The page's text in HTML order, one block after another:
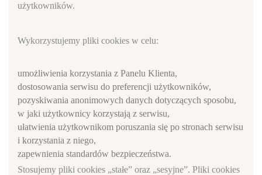
użytkowników.
Wykorzystujemy pliki cookies w celu:
umożliwienia korzystania z Panelu Klienta,
dostosowania serwisu do preferencji użytkowników,
pozyskiwania anonimowych danych dotyczących sposobu,
w jaki użytkownicy korzystają z serwisu,
ułatwienia użytkownikom poruszania się po stronach serwisu
i korzystania z niego,
zapewnienia standardów bezpieczeństwa.
Stosujemy pliki cookies „stałe” oraz „sesyjne”. Pliki cookies